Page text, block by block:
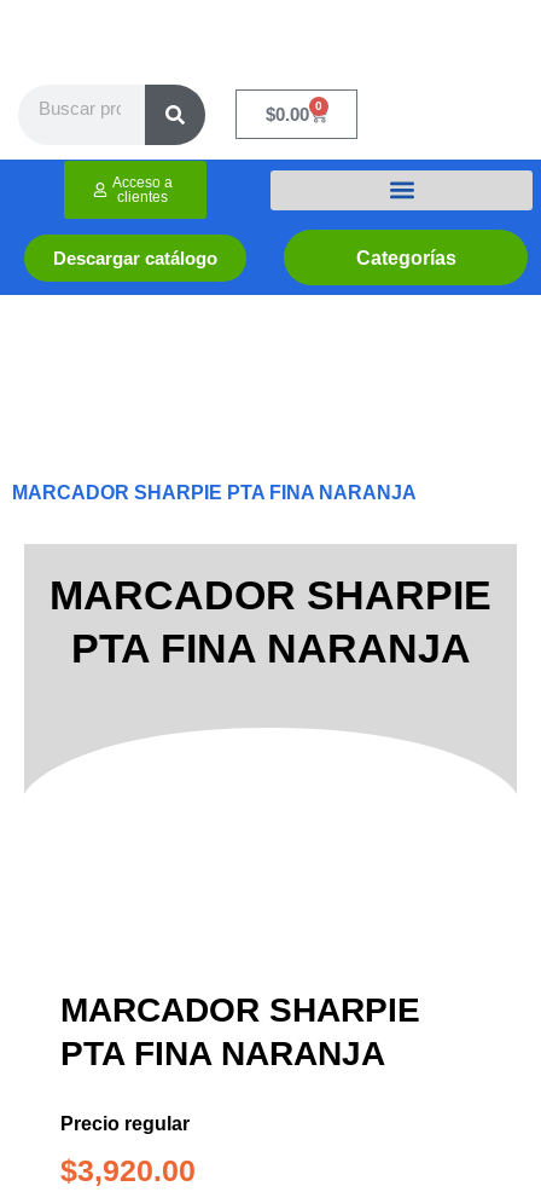
$0.00 0
Cart
Categorías
Descargar catálogo
Acceso a
clientes
MARCADOR SHARPIE PTA FINA NARANJA
MARCADOR SHARPIE
PTA FINA NARANJA
MARCADOR SHARPIE
PTA FINA NARANJA
Precio regular
$3,920.00